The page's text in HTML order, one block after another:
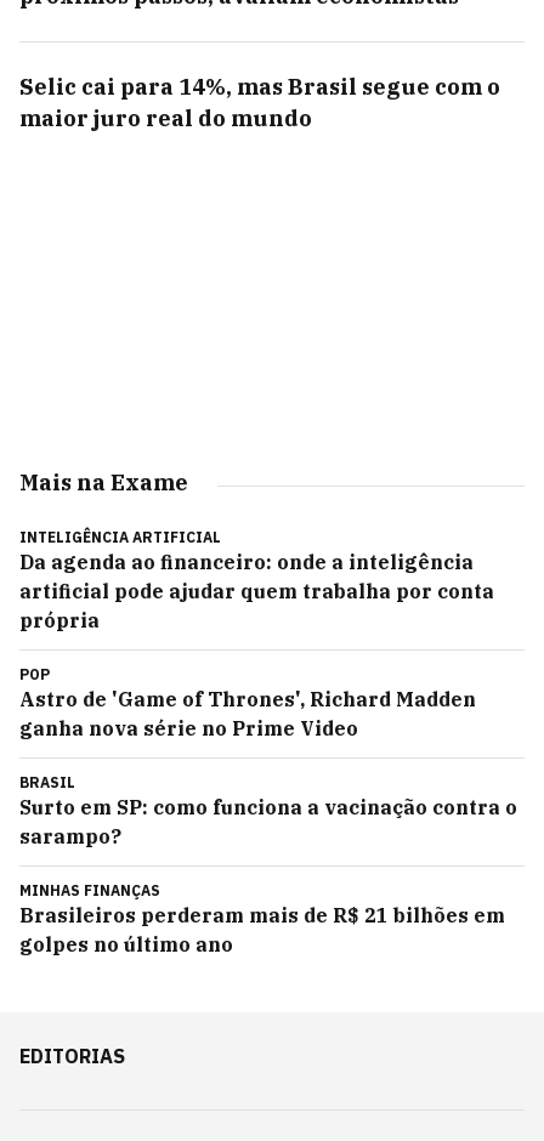
Selic cai para 14%, mas Brasil segue com o
maior juro real do mundo
Mais na Exame
INTELIGÊNCIA ARTIFICIAL
Da agenda ao financeiro: onde a inteligência
artificial pode ajudar quem trabalha por conta
própria
POP
Astro de 'Game of Thrones', Richard Madden
ganha nova série no Prime Video
BRASIL
Surto em SP: como funciona a vacinação contra o
sarampo?
MINHAS FINANÇAS
Brasileiros perderam mais de R$ 21 bilhões em
golpes no último ano
EDITORIAS